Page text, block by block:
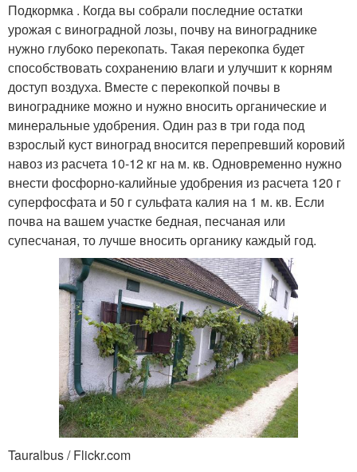
Подкормка . Когда вы собрали последние остатки
урожая с виноградной лозы, почву на винограднике
нужно глубоко перекопать. Такая перекопка будет
способствовать сохранению влаги и улучшит к корням
доступ воздуха. Вместе с перекопкой почвы в
винограднике можно и нужно вносить органические и
минеральные удобрения. Один раз в три года под
взрослый куст виноград вносится перепревший коровий
навоз из расчета 10-12 кг на м. кв. Одновременно нужно
внести фосфорно-калийные удобрения из расчета 120 г
суперфосфата и 50 г сульфата калия на 1 м. кв. Если
почва на вашем участке бедная, песчаная или
супесчаная, то лучше вносить органику каждый год.
Tauralbus / Flickr.com